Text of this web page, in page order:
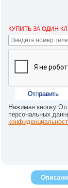
КУПИТЬ ЗА ОДИН
Отправить
Нажимая кнопку
персональных